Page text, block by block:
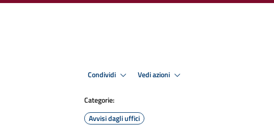
Condividi Vedi azioni
Categorie:
Avvisi dagli uffici